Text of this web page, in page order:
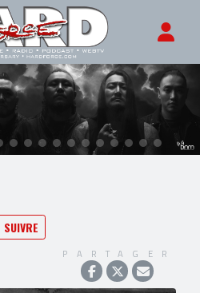
SUIVRE
PARTAGER